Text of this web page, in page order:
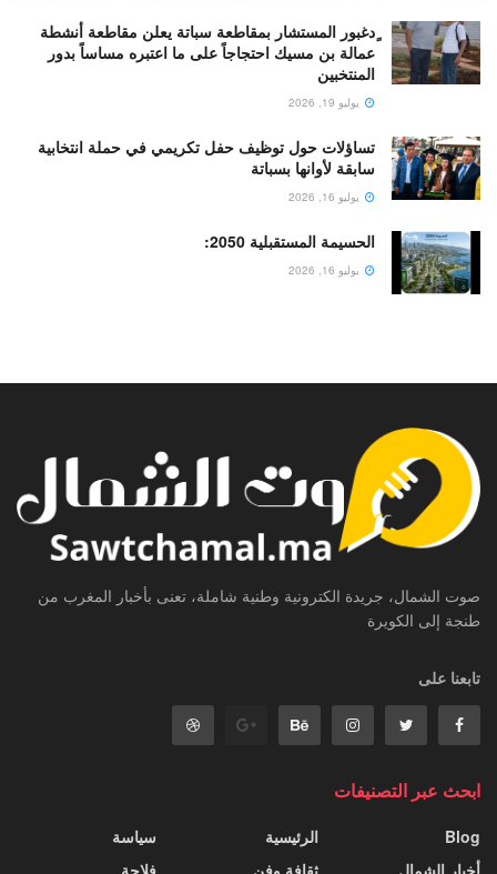
ٍدغبور المستشار بمقاطعة سباتة يعلن مقاطعة أنشطة
عمالة بن مسيك احتجاجاً على ما اعتبره مساساً بدور
المنتخبين
يوليو 19, 2026
تساؤلات حول توظيف حفل تكريمي في حملة انتخابية
سابقة لأوانها بسباتة
يوليو 16, 2026
الحسيمة المستقبلية 2050:
يوليو 16, 2026
صوت الشمال، جريدة الكترونية وطنية شاملة، تعنى بأخبار المغرب من
طنجة إلى الكويرة
تابعنا على
ابحث عبر التصنيفات
Blog
أخبار الشمال
الرئيسية
ثقافة وفن
سياسة
فلاحة